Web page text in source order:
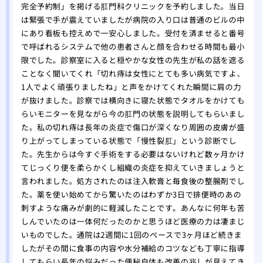
完全予約制」を掲げる肛門科クリニックを予約しました。当日
は緊張で手が震えていましたが病院の入り口は普通のビルの中
にあり看板も控えめで一安心しました。受付を済ませると番号
で呼ばれるシステムで他の患者さんと顔を合わせる時間も最小
限でした。診察室に入ると穏やかな女性の先生が私の話を遮る
ことなく聞いてくれ「切れ痔は女性にとても多い病気ですよ、
1人でよく頑張りましたね」と声をかけてくれた瞬間に肩の力
が抜けました。診察では横向きに寝た状態でタオルをかけても
らいモニターを見ながら今の肛門の状態を説明してもらいまし
た。私の切れ痔は長年の炎症で傷口が深くなり周囲の皮膚が盛
り上がってしまっている状態で「慢性裂肛」という診断でし
た。先生からは今すぐ手術をする必要はないけれど数ヶ月かけ
てじっくり便を柔らかくし組織の炎症を抑えていきましょうと
言われました。処方されたのは注入軟膏と毎食後の整腸剤でし
た。薬を使い始めてから驚いたのはわずか3日で排便時のあの
刺すような痛みが劇的に軽減したことです。あんなに何年も苦
しんでいたのは一体何だったのかと思うほど医療の力は凄まじ
いものでした。通院は2週間に1回のペースで3ヶ月ほど続きま
したがその間に食事の内容や水分補給のコツなども丁寧に指導